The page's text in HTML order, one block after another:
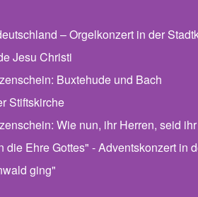
Konzerte
– Orgelkonzert in der
Jesu Christi
Buxtehude und Bach
Stiftskirche
Wie nun, ihr Herren, seid
die Ehre Gottes" - Adventskonzert in
ging"
von Konzerte Archiv